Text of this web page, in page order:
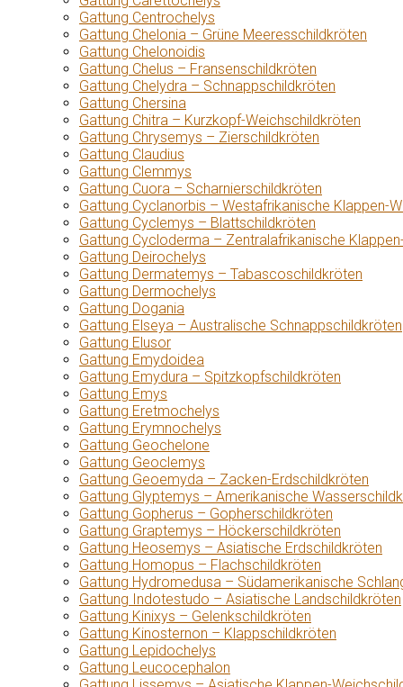
Gattung Centrochelys
Gattung Chelonia – Grüne Meeresschildkröten
Gattung Chelonoidis
Gattung Chelus – Fransenschildkröten
Gattung Chelydra – Schnappschildkröten
Gattung Chersina
Gattung Chitra – Kurzkopf-Weichschildkröten
Gattung Chrysemys – Zierschildkröten
Gattung Claudius
Gattung Clemmys
Gattung Cuora – Scharnierschildkröten
Gattung Cyclanorbis – Westafrikanische Klappen-
Gattung Cyclemys – Blattschildkröten
Gattung Cycloderma – Zentralafrikanische
Gattung Deirochelys
Gattung Dermatemys – Tabascoschildkröten
Gattung Dermochelys
Gattung Dogania
Gattung Elseya – Australische Schnappschildkröten
Gattung Elusor
Gattung Emydoidea
Gattung Emydura – Spitzkopfschildkröten
Gattung Emys
Gattung Eretmochelys
Gattung Erymnochelys
Gattung Geochelone
Gattung Geoclemys
Gattung Geoemyda – Zacken-Erdschildkröten
Gattung Glyptemys – Amerikanische
Gattung Gopherus – Gopherschildkröten
Gattung Graptemys – Höckerschildkröten
Gattung Heosemys – Asiatische Erdschildkröten
Gattung Homopus – Flachschildkröten
Gattung Hydromedusa – Südamerikanische
Gattung Indotestudo – Asiatische Landschildkröten
Gattung Kinixys – Gelenkschildkröten
Gattung Kinosternon – Klappschildkröten
Gattung Lepidochelys
Gattung Leucocephalon